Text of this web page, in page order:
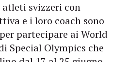
svizzeri con
e i loro coach sono
partecipare ai World
Special Olympics che